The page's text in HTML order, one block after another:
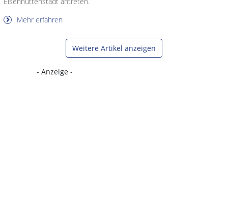
Mehr erfahren
Weitere Artikel anzeigen
- Anzeige -